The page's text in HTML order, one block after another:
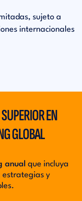
sujeto a
internacionales
EN
GLOBAL
anual que incluya
estrategias y